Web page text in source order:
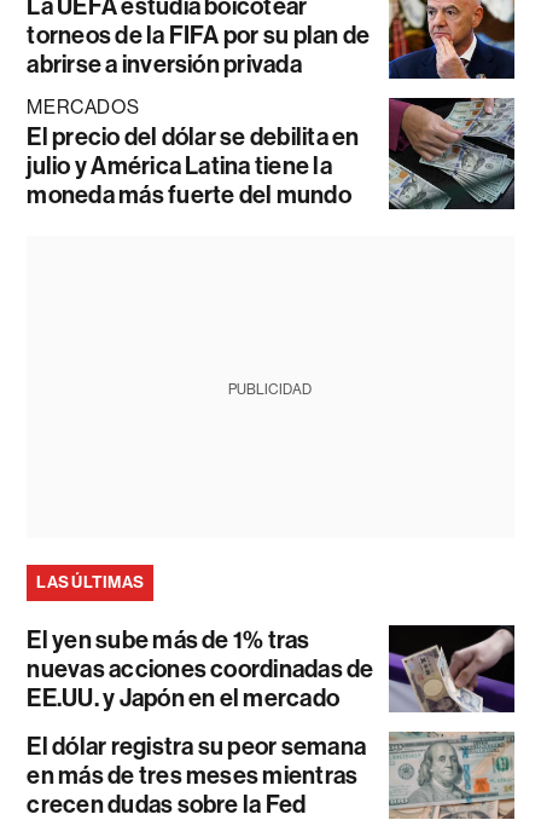
torneos de la FIFA por su plan de
abrirse a inversión privada
MERCADOS
El precio del dólar se debilita en
julio y América Latina tiene la
moneda más fuerte del mundo
PUBLICIDAD
LAS ÚLTIMAS
El yen sube más de 1% tras
nuevas acciones coordinadas de
EE.UU. y Japón en el mercado
El dólar registra su peor semana
en más de tres meses mientras
crecen dudas sobre la Fed